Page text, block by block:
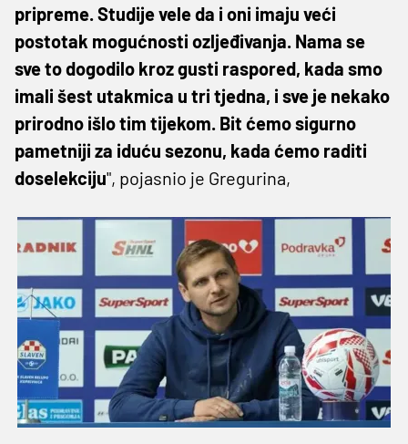
pripreme. Studije vele da i oni imaju veći
postotak mogućnosti ozljeđivanja. Nama se
sve to dogodilo kroz gusti raspored, kada smo
imali šest utakmica u tri tjedna, i sve je nekako
prirodno išlo tim tijekom. Bit ćemo sigurno
pametniji za iduću sezonu, kada ćemo raditi
doselekciju", pojasnio je Gregurina,